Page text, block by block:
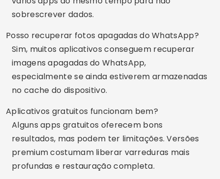
sobrescrever dados.
Posso recuperar fotos apagadas do WhatsApp?
Sim, muitos aplicativos conseguem recuperar
imagens apagadas do WhatsApp,
especialmente se ainda estiverem armazenadas
no cache do dispositivo.
Aplicativos gratuitos funcionam bem?
Alguns apps gratuitos oferecem bons
resultados, mas podem ter limitações. Versões
premium costumam liberar varreduras mais
profundas e restauração completa.